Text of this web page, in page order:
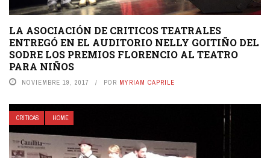
LA ASOCIACIÓN DE CRITICOS TEATRALES
ENTREGÓ EN EL AUDITORIO NELLY GOITIÑO DEL
SODRE LOS PREMIOS FLORENCIO AL TEATRO
PARA NIÑOS
NOVIEMBRE 19, 2017 POR MYRIAM CAPRILE
CRÍTICAS HOME